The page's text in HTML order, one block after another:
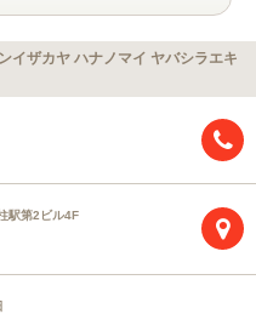
イザカヤ ハナノマイ ヤバシラエキ
駅第2ビル4F